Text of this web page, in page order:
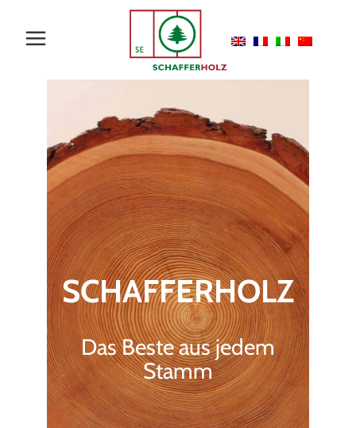
SCHAFFERHOLZ
Das Beste aus jedem
Stamm